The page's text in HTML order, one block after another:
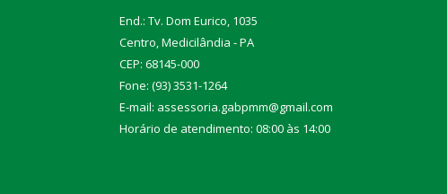
End.: Tv. Dom Eurico, 1035
Centro, Medicilândia - PA
CEP: 68145-000
Fone: (93) 3531-1264
E-mail: assessoria.gabpmm@gmail.com
Horário de atendimento: 08:00 às 14:00